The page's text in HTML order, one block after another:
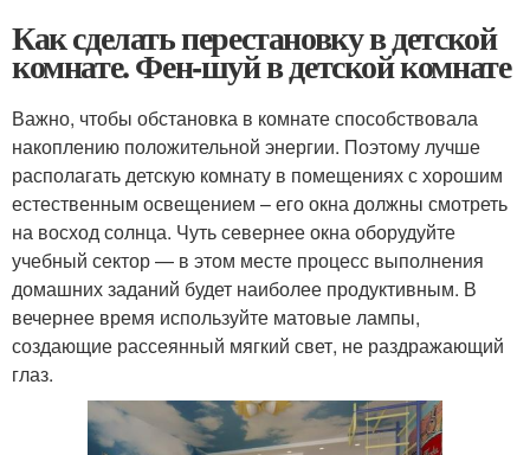
Как сделать перестановку в детской
комнате. Фен-шуй в детской комнате
Важно, чтобы обстановка в комнате способствовала
накоплению положительной энергии. Поэтому лучше
располагать детскую комнату в помещениях с хорошим
естественным освещением – его окна должны смотреть
на восход солнца. Чуть севернее окна оборудуйте
учебный сектор — в этом месте процесс выполнения
домашних заданий будет наиболее продуктивным. В
вечернее время используйте матовые лампы,
создающие рассеянный мягкий свет, не раздражающий
глаз.